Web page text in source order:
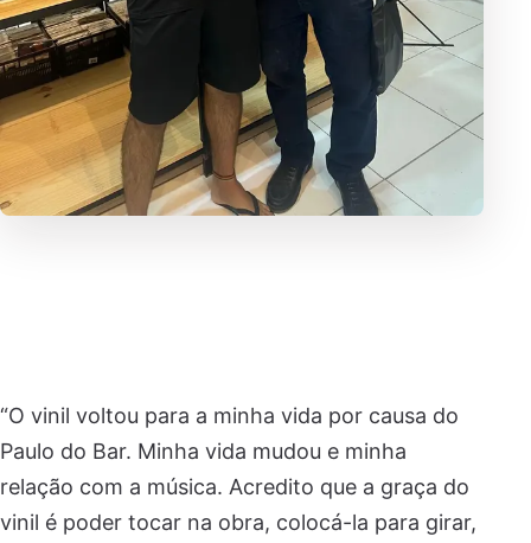
“O vinil voltou para a minha vida por causa do
Paulo do Bar. Minha vida mudou e minha
relação com a música. Acredito que a graça do
vinil é poder tocar na obra, colocá-la para girar,